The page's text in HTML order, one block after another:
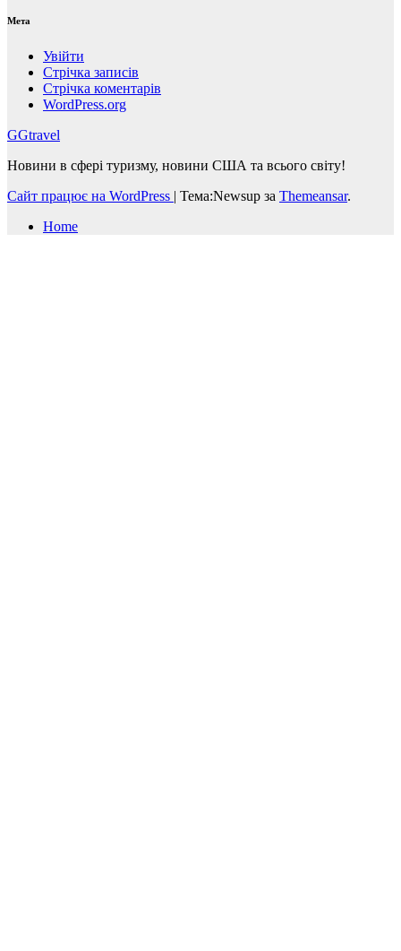
Мета
Увійти
Стрічка записів
Стрічка коментарів
WordPress.org
GGtravel
Новини в сфері туризму, новини США та всього світу!
Сайт працює на WordPress | Тема:Newsup за Themeansar.
Home